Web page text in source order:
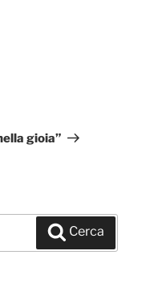
gioia”
Cerca